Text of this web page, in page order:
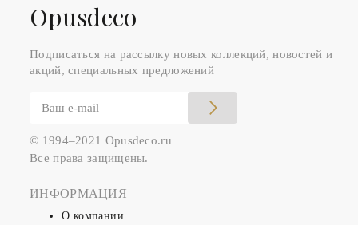
Оpusdeco
Подписаться на рассылку новых коллекций, новостей и
акций, специальных предложений
© 1994–2021 Opusdeco.ru
Все права защищены.
ИНФОРМАЦИЯ
О компании